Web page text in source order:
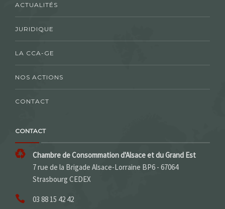
ACTUALITÉS
JURIDIQUE
LA CCA-GE
NOS ACTIONS
CONTACT
CONTACT
Chambre de Consommation d'Alsace et du Grand Est
7 rue de la Brigade Alsace-Lorraine BP6 - 67064
Strasbourg CEDEX
03 88 15 42 42